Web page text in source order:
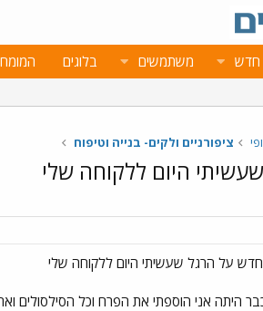
חדש משתמשים בלוגים
ציפורניים ולקים- בנייה וטיפוח
היום ללקוחה שלי
על הרגל שעשיתי היום ללקוחה שלי
היתה אני הוספתי את הפרח וכל הסילסולים